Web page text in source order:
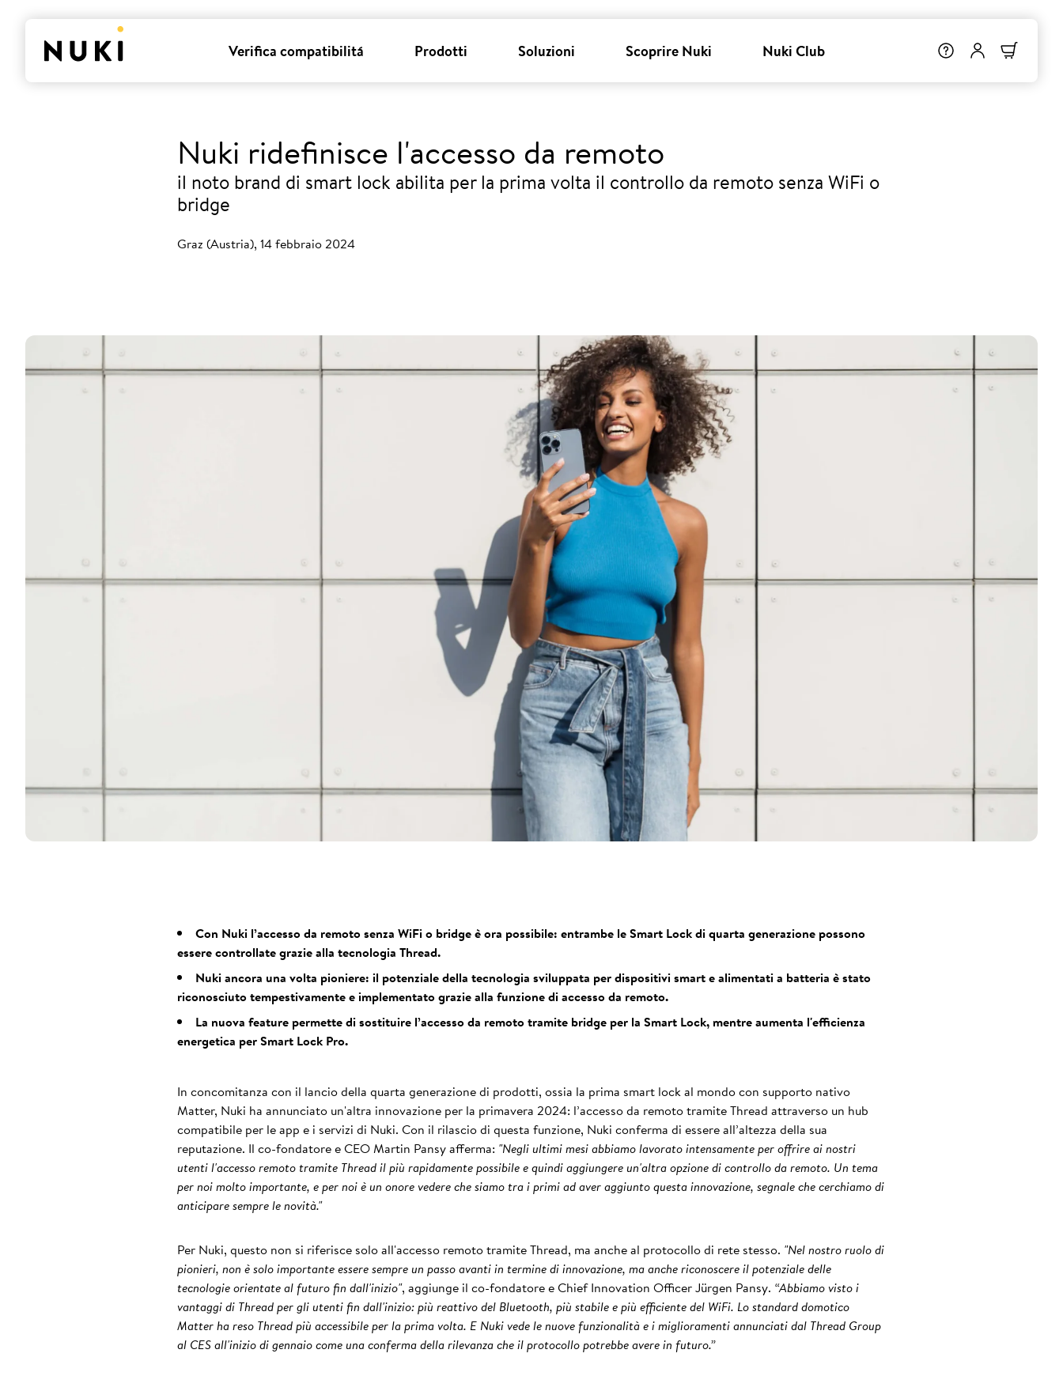
Verifica compatibilitá Prodotti Soluzioni Scoprire Nuki Nuki Club
Nuki ridefinisce l'accesso da remoto
il noto brand di smart lock abilita per la prima volta il controllo da remoto senza WiFi o
bridge
Graz (Austria), 14 febbraio 2024
Con Nuki l’accesso da remoto senza WiFi o bridge è ora possibile: entrambe le Smart Lock di quarta generazione possono
essere controllate grazie alla tecnologia Thread.
Nuki ancora una volta pioniere: il potenziale della tecnologia sviluppata per dispositivi smart e alimentati a batteria è stato
riconosciuto tempestivamente e implementato grazie alla funzione di accesso da remoto.
La nuova feature permette di sostituire l’accesso da remoto tramite bridge per la Smart Lock, mentre aumenta l'efficienza
energetica per Smart Lock Pro.
In concomitanza con il lancio della quarta generazione di prodotti, ossia la prima smart lock al mondo con supporto nativo
Matter, Nuki ha annunciato un'altra innovazione per la primavera 2024: l’accesso da remoto tramite Thread attraverso un hub
compatibile per le app e i servizi di Nuki. Con il rilascio di questa funzione, Nuki conferma di essere all’altezza della sua
reputazione. Il co-fondatore e CEO Martin Pansy afferma: "Negli ultimi mesi abbiamo lavorato intensamente per offrire ai nostri
utenti l'accesso remoto tramite Thread il più rapidamente possibile e quindi aggiungere un'altra opzione di controllo da remoto. Un tema
per noi molto importante, e per noi è un onore vedere che siamo tra i primi ad aver aggiunto questa innovazione, segnale che cerchiamo di
anticipare sempre le novità."
Per Nuki, questo non si riferisce solo all'accesso remoto tramite Thread, ma anche al protocollo di rete stesso. "Nel nostro ruolo di
pionieri, non è solo importante essere sempre un passo avanti in termine di innovazione, ma anche riconoscere il potenziale delle
tecnologie orientate al futuro fin dall'inizio", aggiunge il co-fondatore e Chief Innovation Officer Jürgen Pansy. “Abbiamo visto i
vantaggi di Thread per gli utenti fin dall'inizio: più reattivo del Bluetooth, più stabile e più efficiente del WiFi. Lo standard domotico
Matter ha reso Thread più accessibile per la prima volta. E Nuki vede le nuove funzionalità e i miglioramenti annunciati dal Thread Group
al CES all'inizio di gennaio come una conferma della rilevanza che il protocollo potrebbe avere in futuro.”